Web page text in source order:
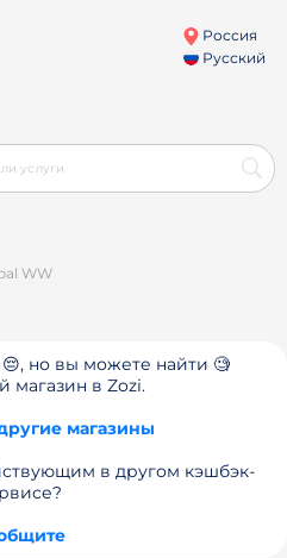
Россия
Русский
WW
но вы можете найти 🧐
магазин в Zozi.
магазины
в другом кэшбэк-